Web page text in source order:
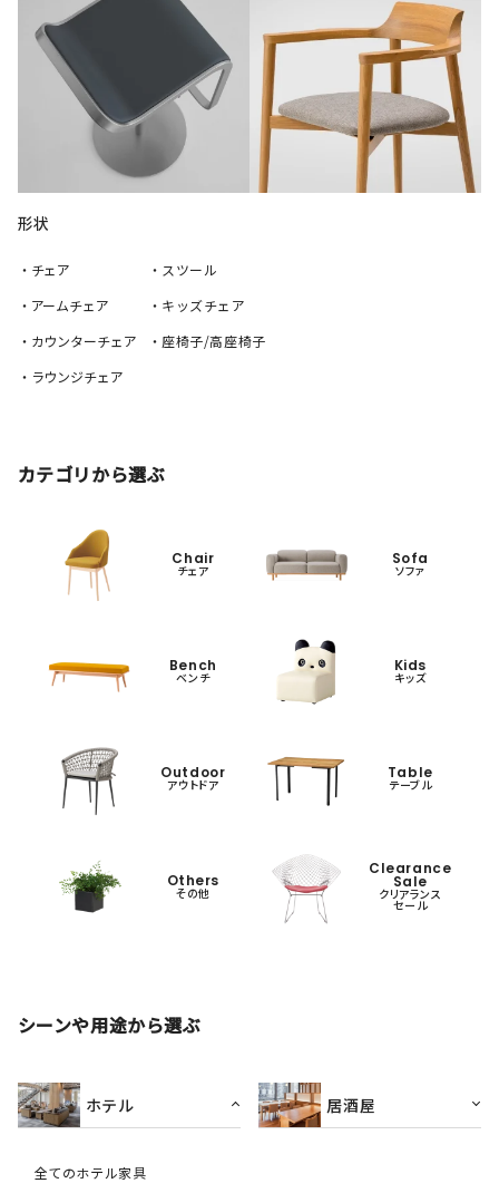
形状
・チェア
・アームチェア
・カウンターチェア
・ラウンジチェア
・スツール
・キッズチェア
・座椅子/高座椅子
カテゴリから選ぶ
Chair
チェア
Sofa
ソファ
Bench
ベンチ
Kids
キッズ
Outdoor
アウトドア
Table
テーブル
Others
その他
Clearance
Sale
クリアランス
セール
シーンや用途から選ぶ
ホテル
全てのホテル家具
居酒屋